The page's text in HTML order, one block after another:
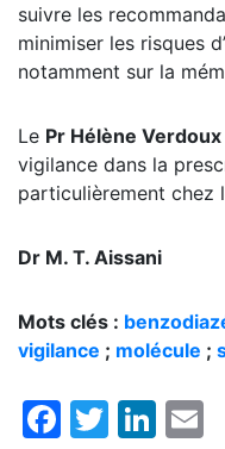
suivre les
minimiser les risques
notamment sur la
Le Pr Hélène Verdoux
vigilance dans la
particulièrement chez
Dr M. T. Aissani
Mots clés :
vigilance ; molécule ;
Facebook
Twitter